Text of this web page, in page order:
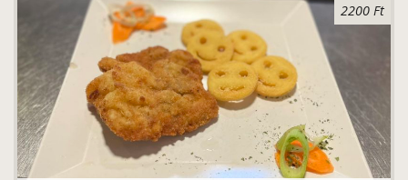
2200 Ft